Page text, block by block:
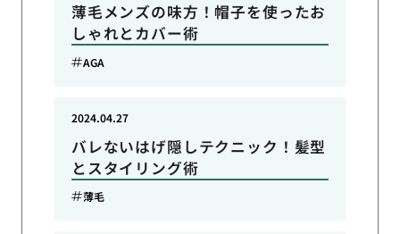
薄毛メンズの味方！帽子を使ったお
しゃれとカバー術
AGA
バレないはげ隠しテクニック！髪型
とスタイリング術
2024.04.27
薄毛